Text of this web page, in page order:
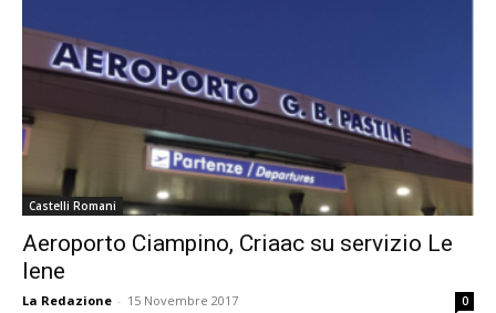
Castelli Romani
Aeroporto Ciampino, Criaac su servizio Le
Iene
La Redazione - 15 Novembre 2017 0